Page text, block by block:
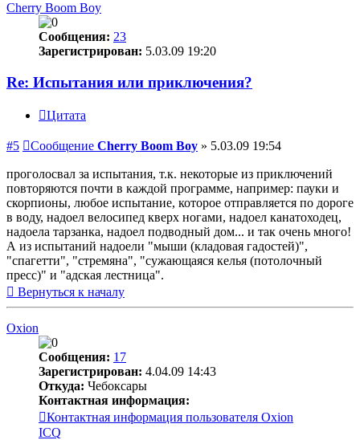
Cherry Boom Boy
Сообщения: 23
Зарегистрирован: 5.03.09 19:20
Re: Испытания или приключения?
Цитата
#5 Сообщение Cherry Boom Boy » 5.03.09 19:54
проголосвал за испытания, т.к. некоторые из приключений
повторяются почти в каждой программе, например: пауки и
скорпионы, любое испытание, которое отправляется по дороге
в воду, надоел велосипед кверх ногами, надоел канатоходец,
надоела тарзанка, надоел подводный дом... и так очень много!
А из испытаний надоели "мыши (кладовая гадостей)",
"спагетти", "стремяна", "сужающаяся келья (потолочный
пресс)" и "адская лестница".
Вернуться к началу
Oxion
Сообщения: 17
Зарегистрирован: 4.04.09 14:43
Откуда: Чебоксары
Контактная информация:
Контактная информация пользователя Oxion
ICQ